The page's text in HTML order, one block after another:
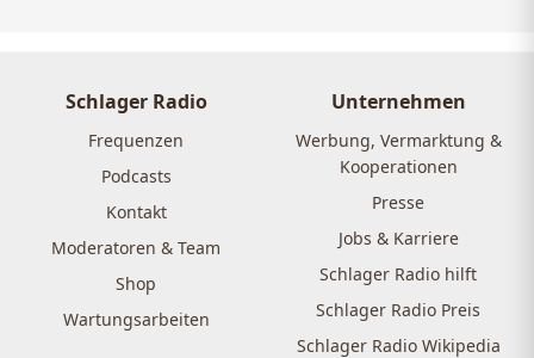
Schlager Radio
Frequenzen
Podcasts
Kontakt
Moderatoren & Team
Shop
Wartungsarbeiten
Unternehmen
Werbung, Vermarktung &
Kooperationen
Presse
Jobs & Karriere
Schlager Radio hilft
Schlager Radio Preis
Schlager Radio Wikipedia